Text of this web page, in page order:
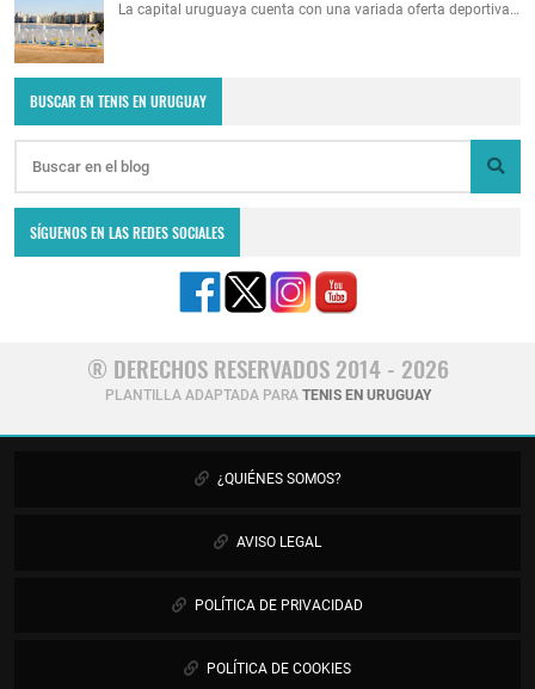
La capital uruguaya cuenta con una variada oferta deportiva…
BUSCAR EN TENIS EN URUGUAY
SÍGUENOS EN LAS REDES SOCIALES
® DERECHOS RESERVADOS 2014 - 2026
PLANTILLA ADAPTADA PARA TENIS EN URUGUAY
¿QUIÉNES SOMOS?
AVISO LEGAL
POLÍTICA DE PRIVACIDAD
POLÍTICA DE COOKIES